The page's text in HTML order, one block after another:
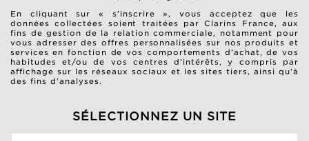
En cliquant sur « s’inscrire », vous acceptez que les
données collectées soient traitées par Clarins France, aux
fins de gestion de la relation commerciale, notamment pour
vous adresser des offres personnalisées sur nos produits et
services en fonction de vos comportements d’achat, de vos
habitudes et/ou de vos centres d’intérêts, y compris par
affichage sur les réseaux sociaux et les sites tiers, ainsi qu’à
des fins d’analyses.
SÉLECTIONNEZ UN SITE